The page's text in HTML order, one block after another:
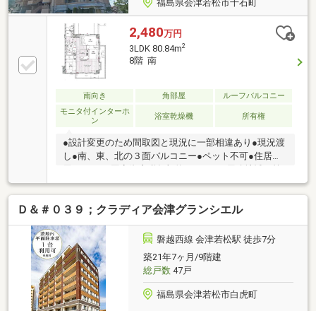
福島県会津若松市千石町
2,480万円
3LDK 80.84m2
8階 南
南向き 角部屋
ルーフバルコニー
モニタ付インターホ
ン
浴室乾燥機 所有権
●設計変更のため間取図と現況に一部相違あり●現況渡
し●南、東、北の３面バルコニー●ペット不可●住居専
一種住居、第二種住居、商業地域に跨がる
Ｄ＆＃０３９；クラディア会津グランシエル
磐越西線 会津若松駅 徒歩7分
築21年7ヶ月/9階建
総戸数47戸
福島県会津若松市白虎町